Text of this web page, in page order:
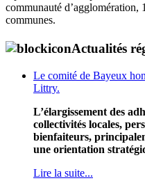
communauté d’agglomération,
communes.
Actualités
Le comité de Bayeux
Littry.
L’élargissement des
collectivités locales,
bienfaiteurs,
une orientation
Lire la suite...